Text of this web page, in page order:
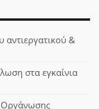
&
στα εγκαίνια
Οργάνωσης